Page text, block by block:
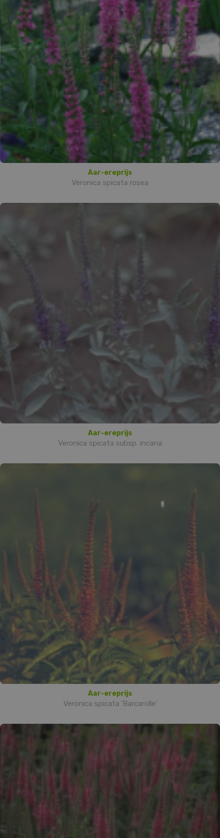
Aar-ereprijs
Veronica spicata rosea
Aar-ereprijs
Veronica spicata subsp. incana
Aar-ereprijs
Veronica spicata 'Barcarolle'